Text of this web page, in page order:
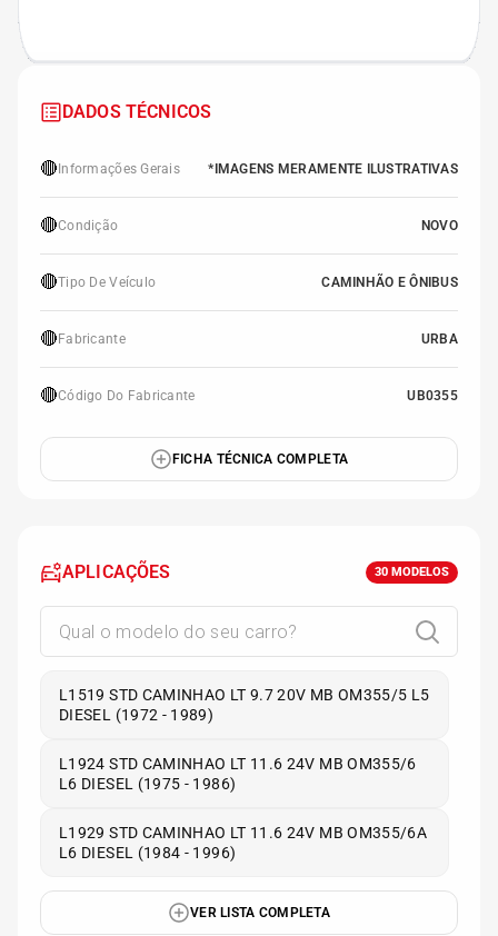
DADOS TÉCNICOS
🔴 Informações Gerais *IMAGENS MERAMENTE ILUSTRATIVAS
🔴Condição NOVO
🔴Tipo De Veículo CAMINHÃO E ÔNIBUS
🔴 Fabricante URBA
🔴Código Do Fabricante UB0355
FICHA TÉCNICA COMPLETA
APLICAÇÕES 30 MODELOS
L1519 STD CAMINHAO LT 9.7 20V MB OM355/5 L5
DIESEL (1972 - 1989)
L1924 STD CAMINHAO LT 11.6 24V MB OM355/6
L6 DIESEL (1975 - 1986)
L1929 STD CAMINHAO LT 11.6 24V MB OM355/6A
L6 DIESEL (1984 - 1996)
VER LISTA COMPLETA